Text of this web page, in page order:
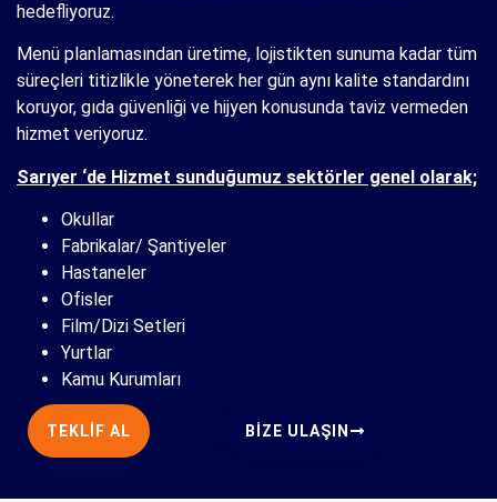
hedefliyoruz.
Menü planlamasından üretime, lojistikten sunuma kadar tüm
süreçleri titizlikle yöneterek her gün aynı kalite standardını
koruyor, gıda güvenliği ve hijyen konusunda taviz vermeden
hizmet veriyoruz.
Sarıyer ‘de Hizmet sunduğumuz sektörler genel olarak;
Okullar
Fabrikalar/ Şantiyeler
Hastaneler
Ofisler
Film/Dizi Setleri
Yurtlar
Kamu Kurumları
TEKLIF AL BIZE ULAŞIN